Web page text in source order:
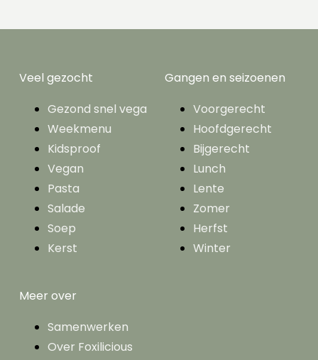
Veel gezocht
Gezond snel vega
Weekmenu
Kidsproof
Vegan
Pasta
Salade
Soep
Kerst
Gangen en seizoenen
Voorgerecht
Hoofdgerecht
Bijgerecht
Lunch
Lente
Zomer
Herfst
Winter
Meer over
Samenwerken
Over Foxilicious